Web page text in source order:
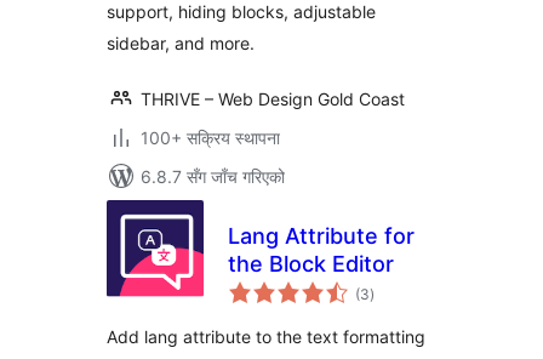
support, hiding blocks, adjustable
sidebar, and more.
THRIVE – Web Design Gold Coast
100+ सक्रिय स्थापना
6.8.7 सँग जाँच गरिएको
Lang Attribute for
the Block Editor
(3कुल
रेटिङ्गहरू
)
Add lang attribute to the text formatting